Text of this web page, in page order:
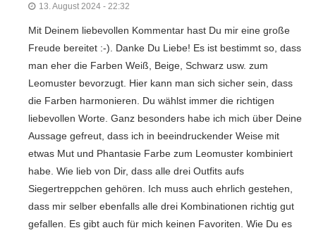
13. August 2024 - 22:32
Mit Deinem liebevollen Kommentar hast Du mir eine große
Freude bereitet :-). Danke Du Liebe! Es ist bestimmt so, dass
man eher die Farben Weiß, Beige, Schwarz usw. zum
Leomuster bevorzugt. Hier kann man sich sicher sein, dass
die Farben harmonieren. Du wählst immer die richtigen
liebevollen Worte. Ganz besonders habe ich mich über Deine
Aussage gefreut, dass ich in beeindruckender Weise mit
etwas Mut und Phantasie Farbe zum Leomuster kombiniert
habe. Wie lieb von Dir, dass alle drei Outfits aufs
Siegertreppchen gehören. Ich muss auch ehrlich gestehen,
dass mir selber ebenfalls alle drei Kombinationen richtig gut
gefallen. Es gibt auch für mich keinen Favoriten. Wie Du es